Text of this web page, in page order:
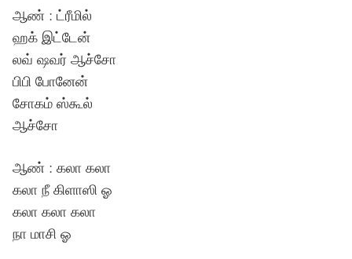
ஆண் : ட்ரீமில்
ஹக் இட்டேன்
லவ் ஷவர் ஆச்சோ
பிபி போனேன்
சோகம் ஸ்கூல்
ஆச்சோ
ஆண் : கலா கலா
கலா நீ கிளாஸி ஓ
கலா கலா கலா
நா மாசி ஓ